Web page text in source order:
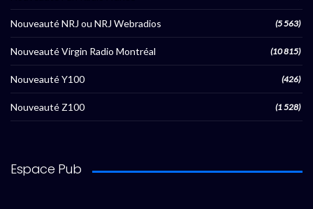
Nouveauté NRJ ou NRJ Webradios (5 563)
Nouveauté Virgin Radio Montréal (10 815)
Nouveauté Y100 (426)
Nouveauté Z100 (1 528)
Espace Pub